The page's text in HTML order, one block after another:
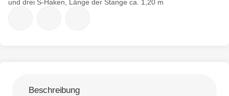
und drei S-Haken, Länge der Stange ca. 1,20 m
Beschreibung